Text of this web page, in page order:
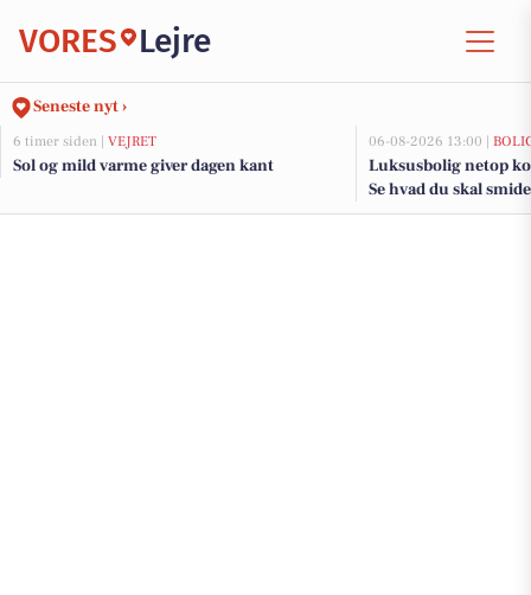
VORES Lejre
Seneste nyt ›
6 timer siden | VEJRET
Sol og mild varme giver dagen kant
06-08-2026 13:00 |
Luksusbolig netop
Se hvad du skal
adresser her